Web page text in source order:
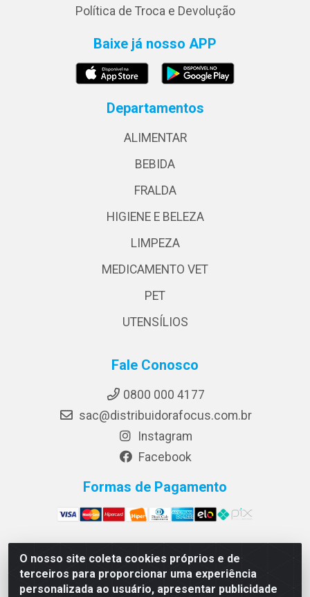
O nosso site coleta cookies próprios e de
terceiros para proporcionar uma experiência
personalizada ao usuário, apresentar publicidade
Política de Troca e Devolução
Baixe já nosso APP
Departamentos
ALIMENTAR
BEBIDA
FRALDA
HIGIENE E BELEZA
LIMPEZA
MEDICAMENTO VET
PET
UTENSÍLIOS
Fale Conosco
0800 000 4177
sac@distribuidorafocus.com.br
Instagram
Facebook
Formas de Pagamento
Focus Distribuidora LTDA - Rua Republica Eslovaca, 1121
- Muribeca, Jaboatão dos Guararapes/PE - CEP 54350-